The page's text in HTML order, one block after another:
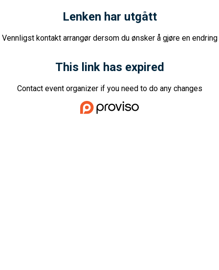
Lenken har utgått
Vennligst kontakt arrangør dersom du ønsker å gjøre en endring
This link has expired
Contact event organizer if you need to do any changes